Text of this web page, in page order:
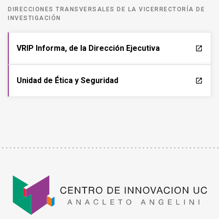
DIRECCIONES TRANSVERSALES DE LA VICERRECTORÍA DE
INVESTIGACIÓN
VRIP Informa, de la Dirección Ejecutiva launch
Unidad de Ética y Seguridad launch